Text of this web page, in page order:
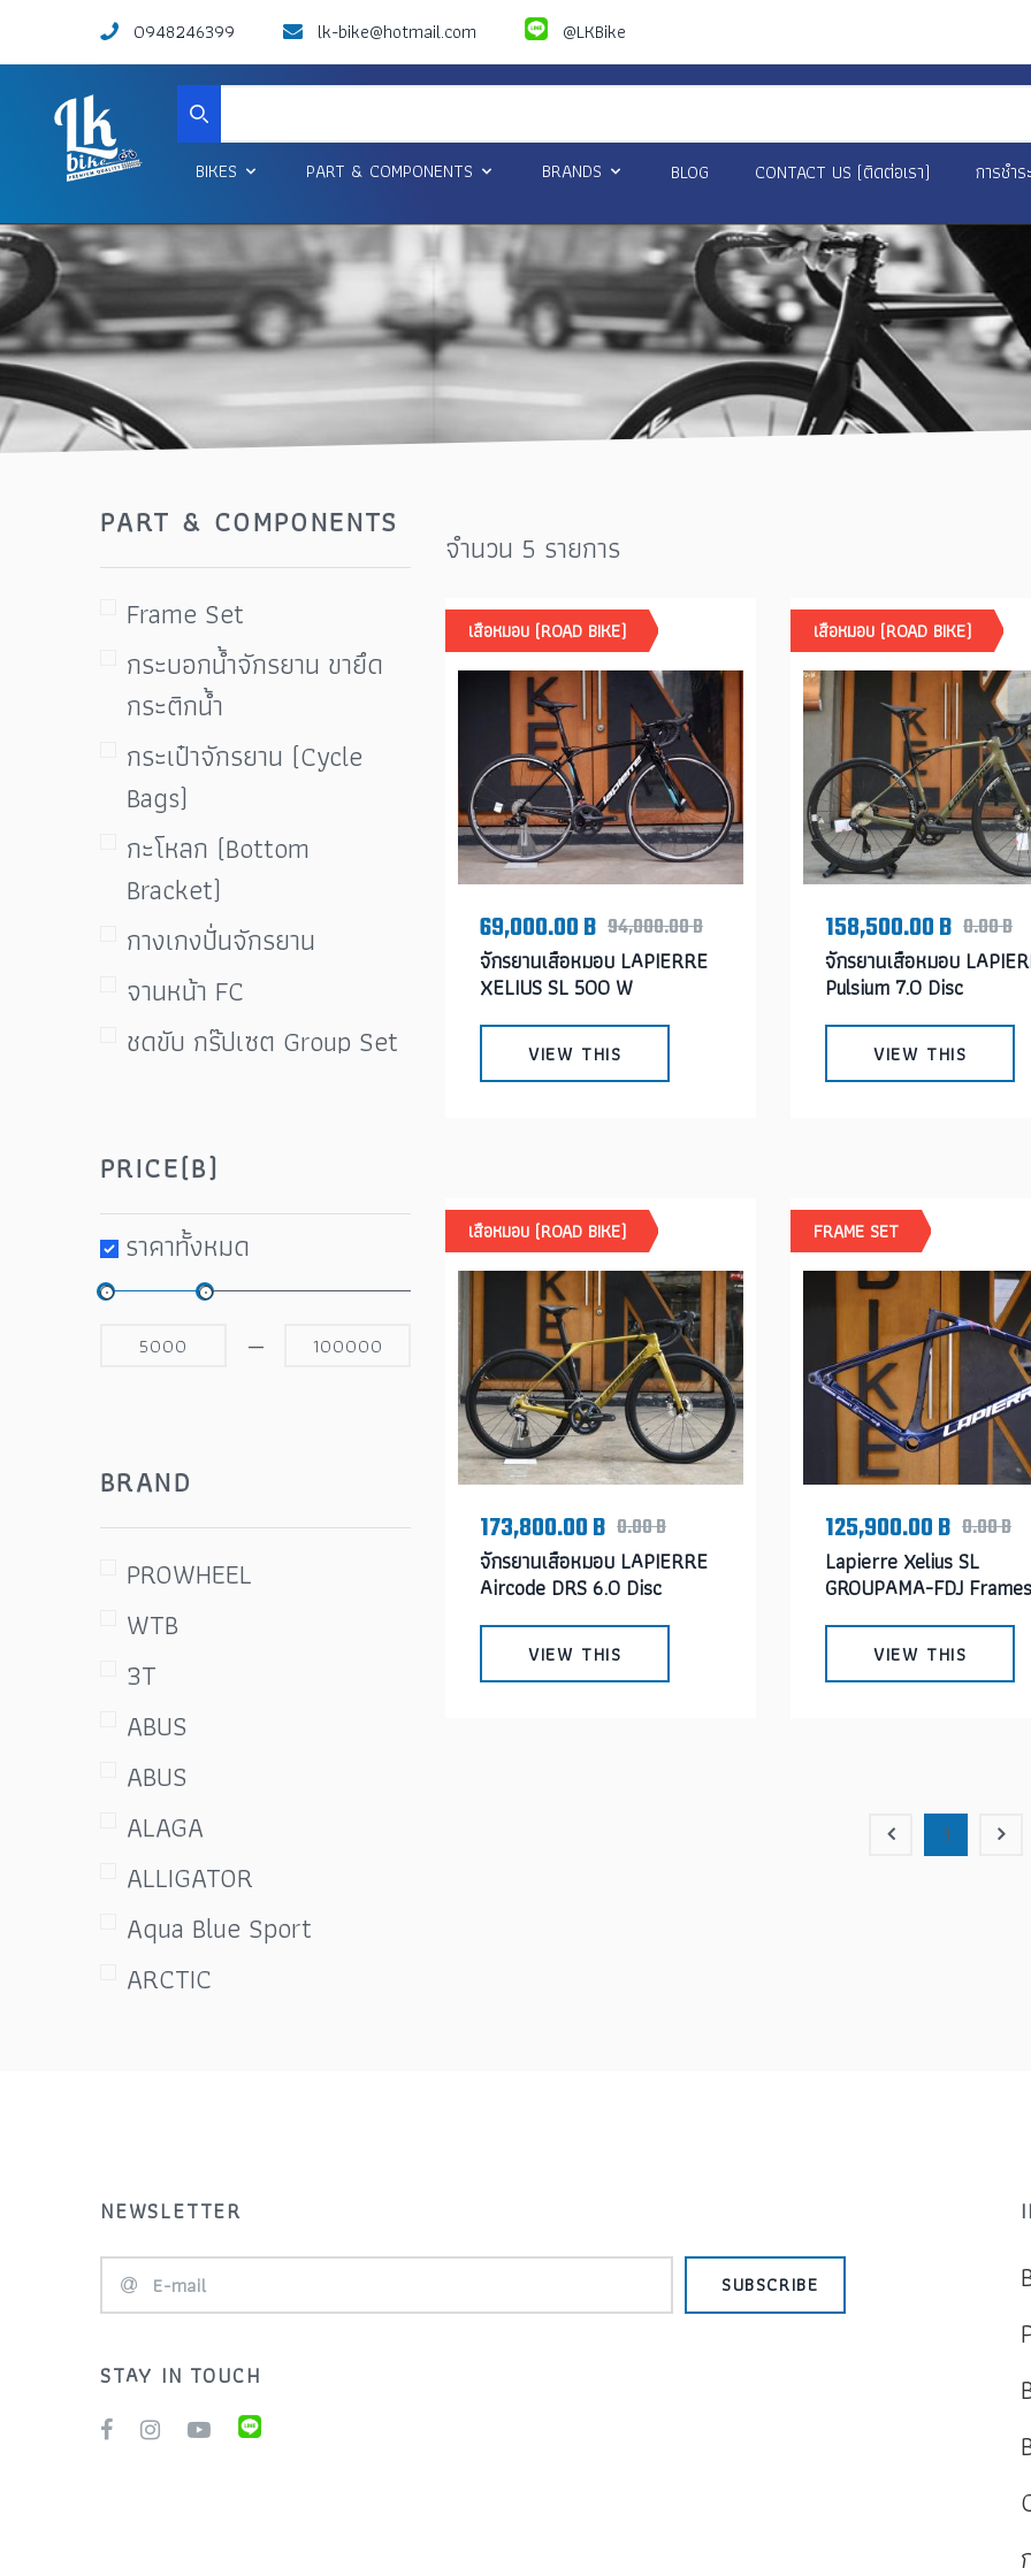
0948246399 lk-bike@hotmail.com @LKBike
Search
BIKES
PART & COMPONENTS BRANDS BLOG CONTACT US (ติดต่อเรา) การชำ
PART & COMPONENTS
Frame Set
กระบอกน้ำจักรยาน ขายึด
กระติกน้ำ
กระเป๋าจักรยาน (Cycle
Bags)
กะโหลก (Bottom
Bracket)
กางเกงปั่นจักรยาน
จานหน้า FC
ชุดขับ กรุ๊ปเซต Group Set
ตีนผี (Rear Detaileur)
ที่สูบลม อะไหล่สายสูบ
น้ำมันหยอดโซ่ จารบี ชุดป่ะ
ยาง ชุดซ่อม
ผ้าบับ ปลอกแขน ถุงเท้า
ถุงมือ สายสะท้อนแสง
ผ้าพันแฮนด์&ปลอกแฮนด์
(Grip&Bar Tape)
ผ้าเบรก แผ่นเบรก ยางเบรก
จักรยาน
รองเท้าปั่นจักรยาน
(Cycling Shoes)
สเปย คลายกล้ามเนื้อ ครีมชา
มัวร์ เจลให้พลังงาน
หมวกจักรยาน (Helmets)
Component )
อุปกรณ์จักรยาน (
PRICE(B)
ราคาทั้งหมด
—
BRAND
PROWHEEL
WTB
3T
ABUS
ABUS
ALAGA
ALLIGATOR
Aqua Blue Sport
ARCTIC
BETO
Bike Chains
BMC
Boni
จำนวน 5 รายการ
เสือหมอบ (ROAD BIKE)
69,000.00 B 94,000.00 B
จักรยานเสือหมอบ LAPIERRE
XELIUS SL 500 W
VIEW THIS
เสือหมอบ (ROAD BIKE)
158,500.00 B 0.00 B
จักรยานเสือหมอบ
Pulsium 7.0 Disc
VIEW THIS
เสือหมอบ (ROAD BIKE)
173,800.00 B 0.00 B
จักรยานเสือหมอบ LAPIERRE
Aircode DRS 6.0 Disc
VIEW THIS
FRAME SET
125,900.00 B 0.00 B
Lapierre Xelius SL
GROUPAMA-FDJ
VIEW THIS
1
NEWSLETTER
SUBSCRIBE
STAY IN TOUCH